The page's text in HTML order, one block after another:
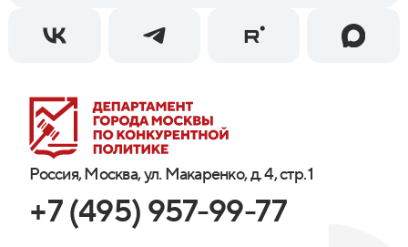
Россия, Москва, ул. Макаренко, д. 4, стр. 1
+7 (495) 957-99-77